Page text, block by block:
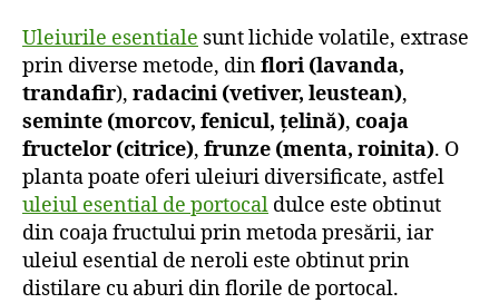
Uleiurile esentiale sunt lichide volatile, extrase
prin diverse metode, dinflori (lavanda,
trandafir), radacini (vetiver, leustean),
seminte (morcov, fenicul, țelină), coaja
fructelor (citrice), frunze (menta, roinita). O
planta poate oferi uleiuri diversificate, astfel
uleiul esential de portocal dulce este obtinut
din coaja fructului prin metoda presării, iar
uleiul esential de neroli este obtinut prin
distilare cu aburi din florile de portocal.